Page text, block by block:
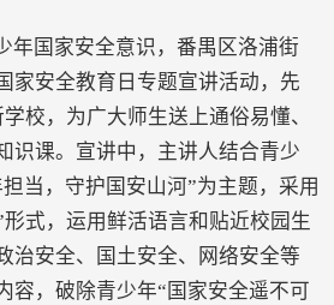
年国家安全意识，番禺区洛浦街
家安全教育日专题宣讲活动，先
校，为广大师生送上通俗易懂、
识课。宣讲中，主讲人结合青少
当，守护国安山河”为主题，采用
式，运用鲜活语言和贴近校园生
治安全、国土安全、网络安全等
容，破除青少年“国家安全遥不可